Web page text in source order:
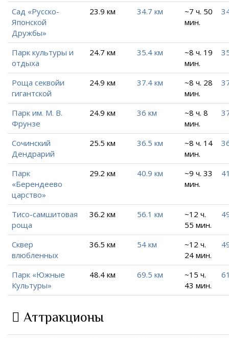
Сад «Русско-
Японской
Дружбы»
23.9 км 34.7 км
~7 ч. 50
мин.
Парк культуры и
отдыха
24.7 км 35.4 км
~8 ч. 19
мин.
Роща секвойи
гигантской
24.9 км 37.4 км
~8 ч. 28
мин.
Парк им. М. В.
Фрунзе
24.9 км 36 км
~8 ч. 8
мин.
Сочинский
Дендрарий
25.5 км 36.5 км
~8 ч. 14
мин.
Парк
«Берендеево
царство»
29.2 км 40.9 км
~9 ч. 33
мин.
Тисо-самшитовая
роща
36.2 км 56.1 км
~12 ч.
55 мин.
Сквер
влюбленных
36.5 км 54 км
~12 ч.
24 мин.
Парк «Южные
Культуры»
48.4 км 69.5 км
~15 ч.
43 мин.
Аттракционы